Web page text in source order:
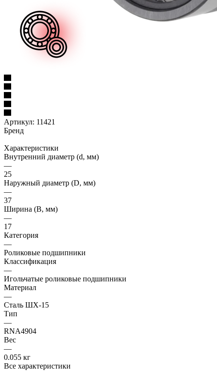
Артикул: 11421
Бренд
Характеристики
Внутренний диаметр (d, мм)
—
25
Наружный диаметр (D, мм)
—
37
Ширина (B, мм)
—
17
Категория
—
Роликовые подшипники
Классификация
—
Игольчатые роликовые подшипники
Материал
—
Сталь ШХ-15
Тип
—
RNA4904
Вес
—
0.055 кг
Все характеристики